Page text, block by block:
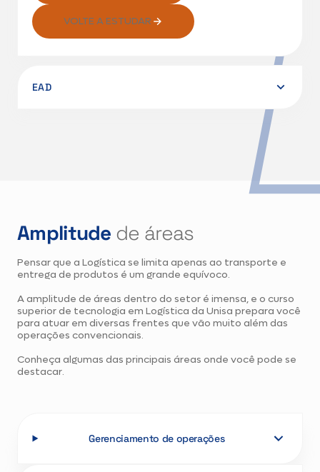
VOLTE A ESTUDAR
EAD
2A GRADUAÇÃO
TRANSFERÊNCIA
VOLTE A ESTUDAR
Amplitude de áreas
Pensar que a Logística se limita apenas ao transporte e
entrega de produtos é um grande equívoco.
A amplitude de áreas dentro do setor é imensa, e o curso
superior de tecnologia em Logística da Unisa prepara você
para atuar em diversas frentes que vão muito além das
operações convencionais.
Conheça algumas das principais áreas onde você pode se
destacar.
Gerenciamento de operações